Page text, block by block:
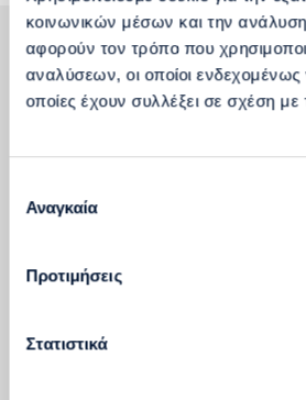
κοινωνικών μέσων και την
αφορούν τον τρόπο που
αναλύσεων, οι οποίοι
οποίες έχουν συλλέξει σε σχέση
συγκατάθεσης
Αναγκαία
Προτιμήσεις
Στατιστικά
ΒΟΗΘΕΙΑ ΚΑΙ ΥΠΟΣΤΗΡΙΞΗ